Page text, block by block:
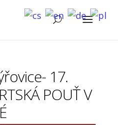
17.
POUŤ V